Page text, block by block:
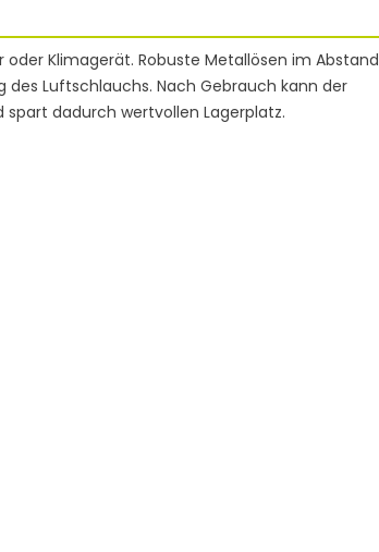
Klimagerät. Robuste Metallösen im Abstand
Luftschlauchs. Nach Gebrauch kann der
dadurch wertvollen Lagerplatz.